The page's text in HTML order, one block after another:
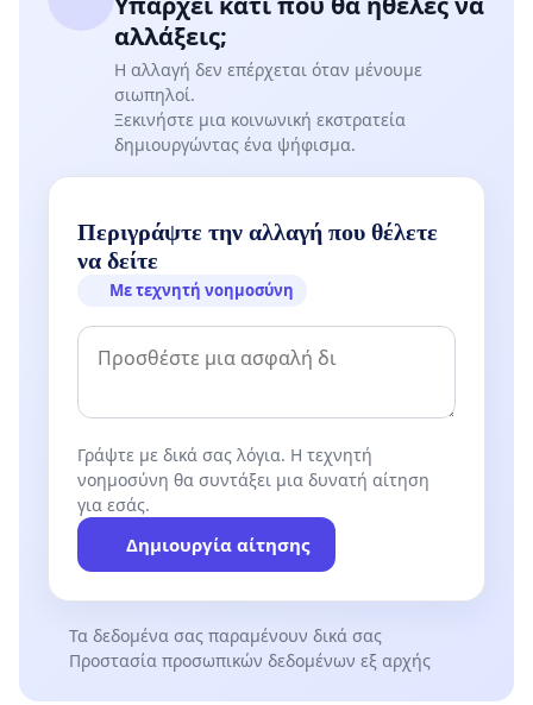
αλλάξεις;
Η αλλαγή δεν επέρχεται όταν μένουμε
σιωπηλοί.
Ξεκινήστε μια κοινωνική εκστρατεία
δημιουργώντας ένα ψήφισμα.
Περιγράψτε την αλλαγή που θέλετε
να δείτε
Με τεχνητή νοημοσύνη
Γράψτε με δικά σας λόγια. Η τεχνητή
νοημοσύνη θα συντάξει μια δυνατή αίτηση
για εσάς.
Δημιουργία αίτησης
Τα δεδομένα σας παραμένουν δικά σας
Προστασία προσωπικών δεδομένων εξ αρχής